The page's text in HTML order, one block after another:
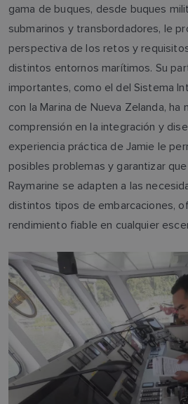
gama de buques, desde buques
submarinos y transbordadores, le
perspectiva de los retos y
distintos entornos marítimos. Su
importantes, como el del Sistema
con la Marina de Nueva Zelanda, ha
comprensión en la integración y
experiencia práctica de Jamie le
posibles problemas y garantizar
Raymarine se adapten a las
distintos tipos de embarcaciones,
rendimiento fiable en cualquier